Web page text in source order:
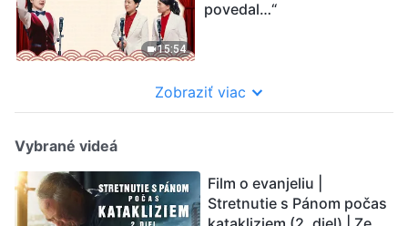
15:54
povedal…“
Zobraziť viac
Vybrané videá
Film o evanjeliu |
Stretnutie s Pánom počas